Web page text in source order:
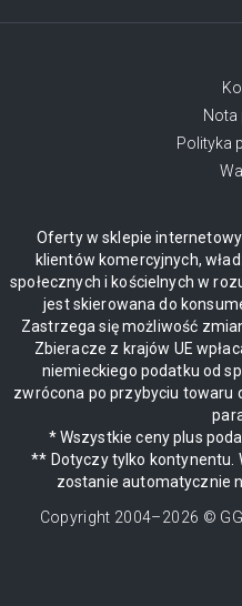
Nota
Polityka
Oferty w sklepie
klientów komercyjnych,
społecznych i kościelnych w
jest skierowana do
Zastrzega się możliwość
Zbieracze z krajów UE
niemieckiego podatku od
zwrócona po przybyciu towaru
* Wszystkie ceny plus
** Dotyczy tylko kontynentu.
zostanie automatycznie
Copyright 2004–2026 ©